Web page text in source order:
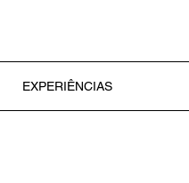
EXPERIÊNCIAS